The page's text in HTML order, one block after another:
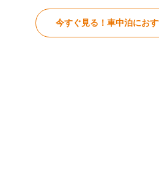
今すぐ見る！車中泊にお